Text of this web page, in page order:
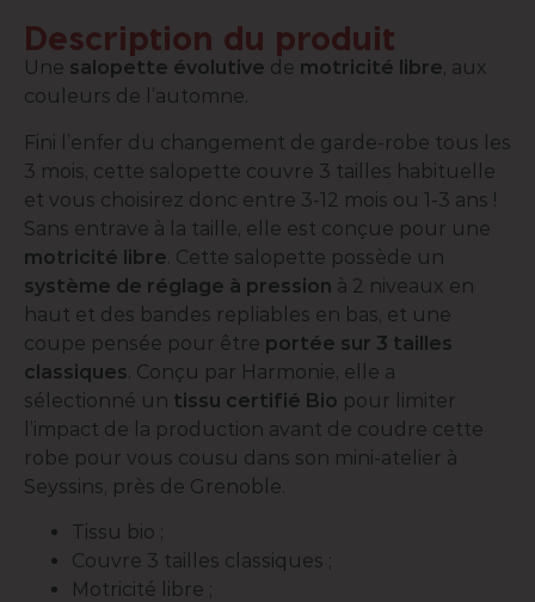
Description du produit
Une salopette évolutive de motricité libre, aux
couleurs de l’automne.
Fini l’enfer du changement de garde-robe tous les
3 mois, cette salopette couvre 3 tailles habituelle
et vous choisirez donc entre 3-12 mois ou 1-3 ans !
Sans entrave à la taille, elle est conçue pour une
motricité libre . Cette salopette possède un
système de réglage à pression à 2 niveaux en
haut et des bandes repliables en bas, et une
coupe pensée pour être portée sur 3 tailles
classiques . Conçu par Harmonie, elle a
sélectionné un tissu certifié Bio pour limiter
l’impact de la production avant de coudre cette
robe pour vous cousu dans son mini-atelier à
Seyssins, près de Grenoble.
Tissu bio ;
Couvre 3 tailles classiques ;
Motricité libre ;